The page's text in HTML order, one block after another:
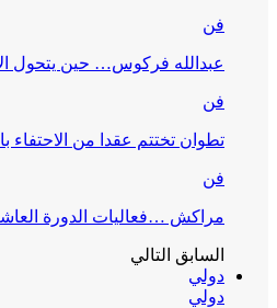
فن
عبدالله فركوس… حين يتحول
فن
تطوان تختتم عقدا من الاحتفاء
فن
مراكش …فعاليات الدورة
السابق التالي
دولي
دولي